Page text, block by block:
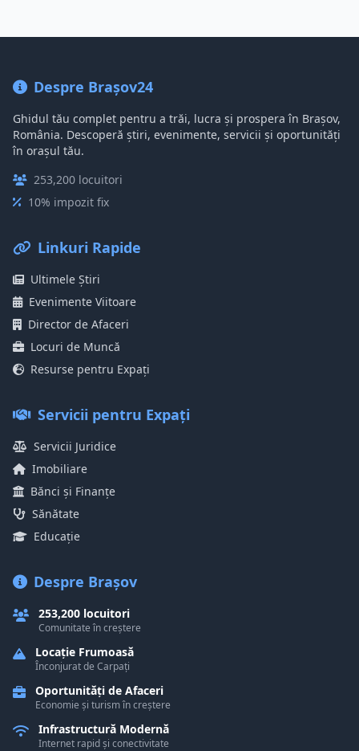
Despre Brașov24
Ghidul tău complet pentru a trăi, lucra și prospera în Brașov,
România. Descoperă știri, evenimente, servicii și oportunități
în orașul tău.
253,200 locuitori
10% impozit fix
Linkuri Rapide
Ultimele Știri
Evenimente Viitoare
Director de Afaceri
Locuri de Muncă
Resurse pentru Expați
Servicii pentru Expați
Servicii Juridice
Imobiliare
Bănci și Finanțe
Sănătate
Educație
Despre Brașov
253,200 locuitori
Comunitate în creștere
Locație Frumoasă
Înconjurat de Carpați
Oportunități de Afaceri
Economie și turism în creștere
Infrastructură Modernă
Internet rapid și conectivitate